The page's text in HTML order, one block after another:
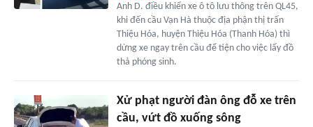
Anh D. điều khiển xe ô tô lưu thông trên QL45,
khi đến cầu Vạn Hà thuộc địa phận thị trấn
Thiệu Hóa, huyện Thiệu Hóa (Thanh Hóa) thì
dừng xe ngay trên cầu để tiện cho việc lấy đồ
thả phóng sinh.
Xử phạt người đàn ông đỗ xe trên
cầu, vứt đồ xuống sông